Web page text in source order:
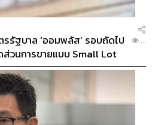
รัฐบาล ‘ออมพลัส’ รอบถัดไป
ส่วนการขายแบบ Small Lot
...